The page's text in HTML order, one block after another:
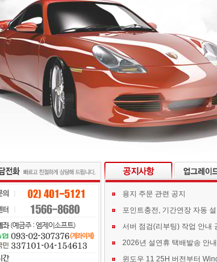
용지 주문 관련 공지
포인트충전, 기간연장 자동
서버 점검(리부팅) 작업 안내
2026년 설연휴 택배발송 안내